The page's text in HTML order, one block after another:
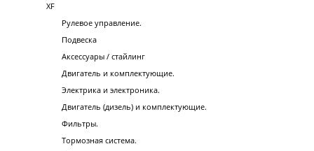
XF
Рулевое управление.
Подвеска
Аксессуары / стайлинг
Двигатель и комплектующие.
Электрика и электроника.
Двигатель (дизель) и комплектующие.
Фильтры.
Тормозная система.